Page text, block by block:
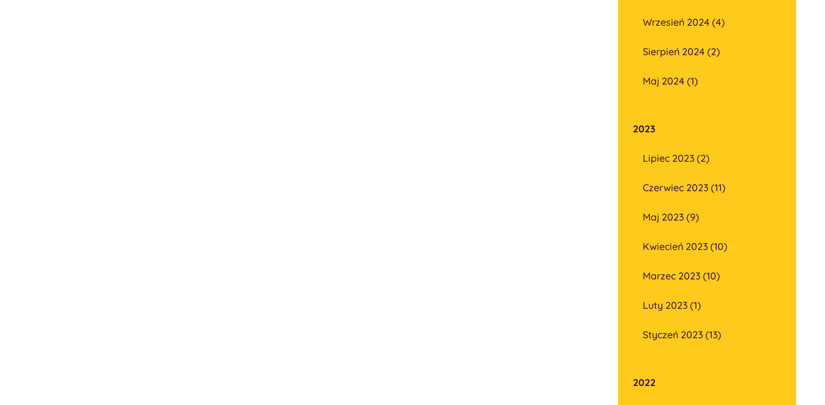
Wrzesień 2024 (4)
Sierpień 2024 (2)
Maj 2024 (1)
2023
Lipiec 2023 (2)
Czerwiec 2023 (11)
Maj 2023 (9)
Kwiecień 2023 (10)
Marzec 2023 (10)
Luty 2023 (1)
Styczeń 2023 (13)
2022